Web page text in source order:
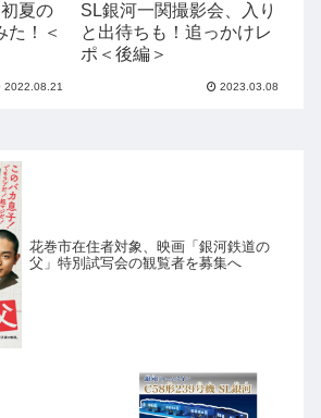
夏の
た！＜
2022.08.21
SL銀河一関撮影会、入り
と出待ちも！追っかけレ
ポ＜後編＞
2023.03.08
花巻市在住者対象、映画「銀河鉄道の
父」特別試写会の観覧者を募集へ